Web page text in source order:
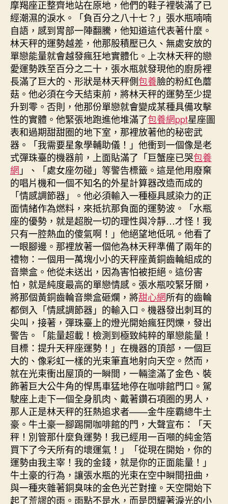
摩羯座正整齊地站在原地，他們的鞋子裡裝滿了已
經潮濕的淚水。「負百分之八十七？」張水瓶喃喃
自語，感到胃部一陣翻騰，他知道這代表著什麼。
林天秤的運勢越差，他那股積壓已久、無處安放的
單戀能量就會越發瘋狂地實體化。上次林天秤的戀
愛運勢跌至百分之二十，張水瓶就發現他的廚房裡
長滿了巨大的、形狀是林天秤側包養臉的粉紅色蘑
菇。他必須在今天結束前，將林天秤的運勢至少提
升到零。否則，他那份單戀就會變成某種具備攻擊
性的實體。他緊張地跑進他堆滿了包養網ppt星座圖
表和過期甜甜圈的地下室，那裡放著他的秘密武
器。「我需要星象學輔助儀！」他衝到一個像是老
式彈珠臺的機器前，上面貼滿了「巨蟹座已哭包養
網 」、「處女座勿碰」等警告標籤。這是他用廢棄
的唱片機和一個不知名的外星計算器改造而成的
「情感調節器」。他必須輸入一種極具感染力的正
面情緒作為燃料，來抵抗那負面的運勢波。「水瓶
座的優勢，就是超脫一切的理性與冷靜…才怪！我
只有一腔熱血的傻氣啊！」他絕望地低吼。他看了
一眼腳邊。那裡放著一個他為林天秤準備了兩年的
禮物：一個用一萬塊小小的天秤座黃銅齒輪組成的
音樂盒。他從未送出，因為害怕被拒絕。這份害
怕，就是純度最高的單戀情感。張水瓶咬緊牙關，
將那個黃銅齒輪音樂盒砸爛，將甜心網所有的齒輪
都倒入「情感調節器」的輸入口。機器發出刺耳的
尖叫，接著，彈珠臺上的燈光開始瘋狂閃爍，發出
警告。「能量超載！檢測到極致純粹的單戀能量！
目標：提升天秤座運勢！」在機器的頂部，一個巨
大的、像彩虹一樣的光束筆直地射向天空。然而，
就在光束衝出屋頂的一瞬間，一輛塗滿了金色、裝
飾著巨大公牛角的悍馬車猛地停在咖啡館門口。駕
駛座上走下一個全身肌肉、戴著鑽石項圈的男人，
那人正是林天秤的狂熱追求者——金牛座霸總牛土
豪。牛土豪一腳踢開咖啡館的門，大聲宣布：「天
秤！別管那什麼負運勢！我已經用一百噸的純金箔
買下了今天所有的壞運氣！」「從現在開始，你的
運勢由我主宰！我的金錢，就是你的正面能量！」
牛土豪的行為，讓張水瓶的光束在空中瞬間扭曲，
與一種夾雜著銅臭味的金色光芒對撞。天空開始下
起了荒謬的雨。雨點不是水，而是閃耀著淚光的小